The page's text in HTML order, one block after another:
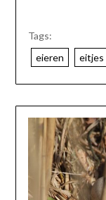
Tags:
eieren
eitjes